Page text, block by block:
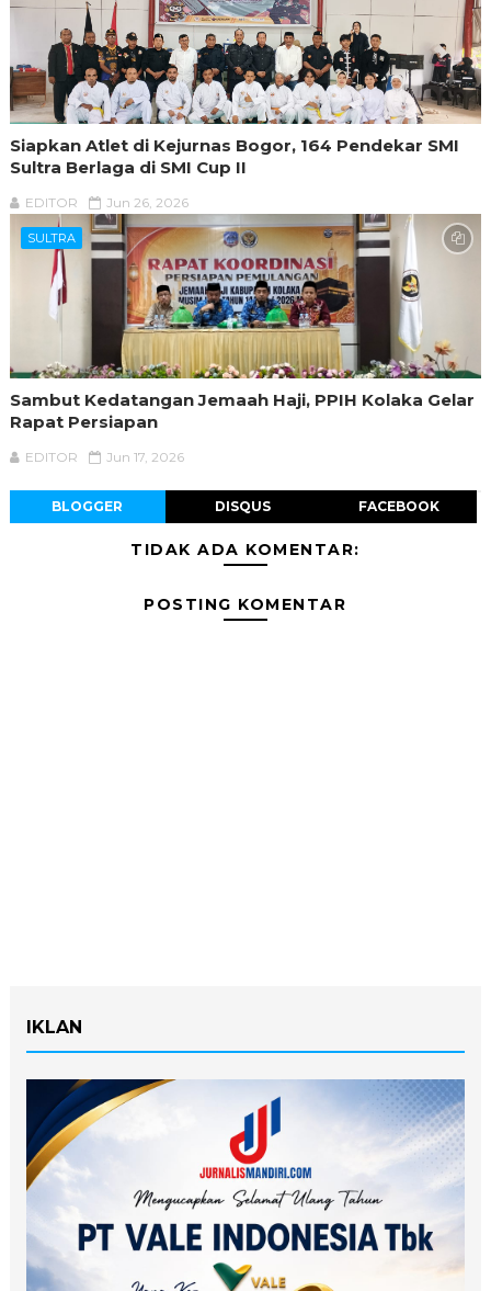
Siapkan Atlet di Kejurnas Bogor, 164 Pendekar SMI
Sultra Berlaga di SMI Cup II
EDITOR Jun 26, 2026
SULTRA
Sambut Kedatangan Jemaah Haji, PPIH Kolaka Gelar
Rapat Persiapan
EDITOR Jun 17, 2026
BLOGGER DISQUS FACEBOOK
TIDAK ADA KOMENTAR:
POSTING KOMENTAR
IKLAN